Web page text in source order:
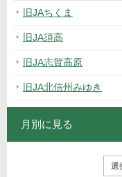
旧JAちくま
旧JA須高
旧JA志賀高原
旧JA北信州みゆき
月別に見る